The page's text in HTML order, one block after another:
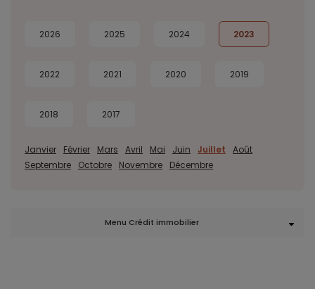
2026 2025 2024 2023
2022 2021 2020 2019
2018 2017
Janvier Février Mars Avril Mai Juin Juillet
Août
Septembre
Octobre Novembre Décembre
Menu Crédit immobilier